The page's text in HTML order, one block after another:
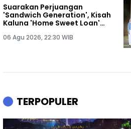
Suarakan Perjuangan
'Sandwich Generation', Kisah
Kaluna 'Home Sweet Loan'
Musikal
06 Agu 2026, 22:30 WIB
TERPOPULER